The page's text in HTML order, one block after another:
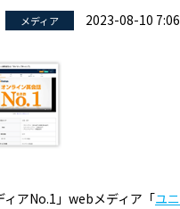
メディア 2023-08-10 7:06
ィアNo.1」webメディア「ユニ